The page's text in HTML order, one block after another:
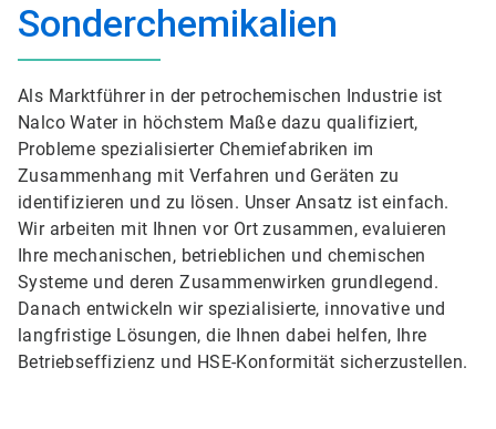
Sonderchemikalien
Als Marktführer in der petrochemischen Industrie ist
Nalco Water in höchstem Maße dazu qualifiziert,
Probleme spezialisierter Chemiefabriken im
Zusammenhang mit Verfahren und Geräten zu
identifizieren und zu lösen. Unser Ansatz ist einfach.
Wir arbeiten mit Ihnen vor Ort zusammen, evaluieren
Ihre mechanischen, betrieblichen und chemischen
Systeme und deren Zusammenwirken grundlegend.
Danach entwickeln wir spezialisierte, innovative und
langfristige Lösungen, die Ihnen dabei helfen, Ihre
Betriebseffizienz und HSE-Konformität sicherzustellen.